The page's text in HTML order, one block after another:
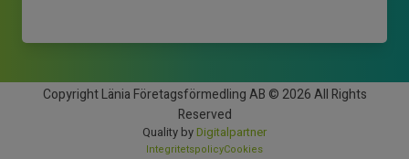
Copyright Länia Företagsförmedling AB © 2026 All Rights
Reserved
Quality by Digitalpartner
IntegritetspolicyCookies